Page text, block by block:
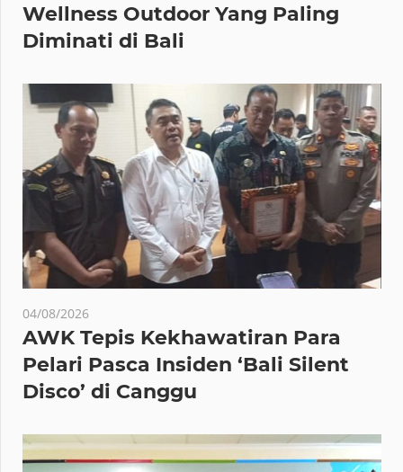
Wellness Outdoor Yang Paling
Diminati di Bali
04/08/2026
AWK Tepis Kekhawatiran Para
Pelari Pasca Insiden ‘Bali Silent
Disco’ di Canggu